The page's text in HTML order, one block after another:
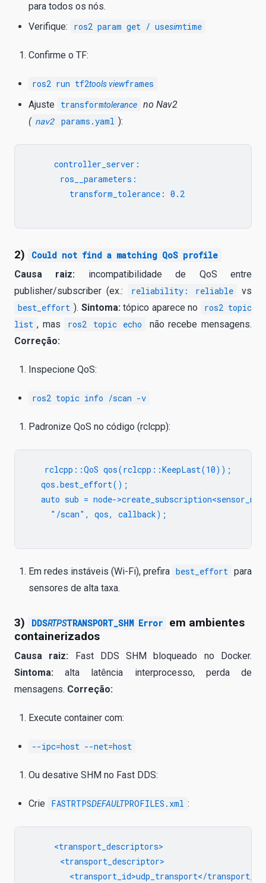
para todos os nós.
Verifique:
ros2 param get / usesimtime
Confirme o TF:
ros2 run tf2tools viewframes
Ajuste transformtolerance
no Nav2
( nav2 params.yaml ):
     controller_server:
       ros__parameters:
         transform_tolerance: 0.2
2)
Could not find a matching QoS profile
Causa raiz: incompatibilidade de QoS entre
publisher/subscriber (ex.:
reliability: reliable
vs
best_effort ). Sintoma:tópico aparece no
ros2 topic
list , mas ros2 topic echo
não recebe mensagens.
Correção:
Inspecione QoS:
ros2 topic info /scan -v
Padronize QoS no código (rclcpp):
   rclcpp::QoS qos(rclcpp::KeepLast(10));
   qos.best_effort();
auto sub = node-
     "/scan", qos, callback);
Em redes instáveis (Wi-Fi), prefira best_effort para
sensores de alta taxa.
3) DDSRTPSTRANSPORT_SHM Error
em ambientes
containerizados
Causa raiz: Fast DDS SHM bloqueado no Docker.
Sintoma: alta latência interprocesso, perda de
mensagens. Correção:
Execute container com:
--ipc=host --net=host
Ou desative SHM no Fast DDS:
Crie FASTRTPSDEFAULTPROFILES.xml :
     <transport_descriptors>
       <transport_descriptor>
<transport_id>udp_transport</